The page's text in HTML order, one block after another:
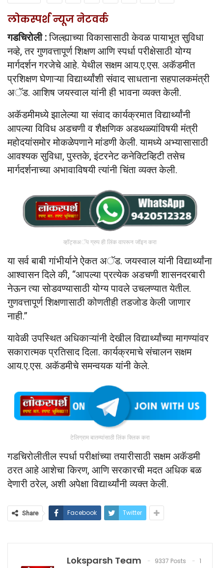
लोकस्पर्श न्यूज नेटवर्क
गडचिरोली :जिल्ह्याच्या विकासासाठी केवळ पायाभूत सुविधा
नव्हे, तर गुणवत्तापूर्ण शिक्षण आणि स्पर्धा परीक्षेसाठी योग्य
मार्गदर्शन गरजेचे आहे. येथील सक्षम आय.ए.एस. अकॅडमीत
प्रशिक्षण घेणाऱ्या विद्यार्थ्यांशी संवाद साधताना सहपालकमंत्री
अॅड. आशिष जयस्वाल यांनी ही भावना व्यक्त केली.
अकॅडमीमध्ये झालेल्या या संवाद कार्यक्रमात विद्यार्थ्यांनी
आपल्या विविध अडचणी व शैक्षणिक अडथळ्यांविषयी मंत्री
महोदयांसमोर मोकळेपणाने मांडणी केली. यामध्ये अभ्यासासाठी
आवश्यक सुविधा, पुस्तके, इंटरनेट कनेक्टिव्हिटी तसेच
मार्गदर्शनाच्या अभावाविषयी त्यांनी चिंता व्यक्त केली.
व्हॉट्सअॅप ग्रुप ही लिंक वापरून जॉइन करा
या सर्व बाबी गांभीर्याने ऐकत अॅड. जयस्वाल यांनी विद्यार्थ्यांना
आश्वासन दिले की, “आपल्या प्रत्येक अडचणी शासनदरबारी
नेऊन त्या सोडवण्यासाठी योग्य पावले उचलण्यात येतील.
गुणवत्तापूर्ण शिक्षणासाठी कोणतीही तडजोड केली जाणार
नाही.”
यावेळी उपस्थित अधिकाऱ्यांनी देखील विद्यार्थ्यांच्या मागण्यांवर
सकारात्मक प्रतिसाद दिला. कार्यक्रमाचे संचालन सक्षम
आय.ए.एस. अकॅडमीचे समन्वयक यांनी केले.
टेलिग्राम बातम्यांसाठी लिंक क्लिक करा
गडचिरोलीतील स्पर्धा परीक्षांच्या तयारीसाठी सक्षम अकॅडमी
ठरत आहे आशेचा किरण, आणि सरकारची मदत अधिक बळ
देणारी ठरेल, अशी अपेक्षा विद्यार्थ्यांनी व्यक्त केली.
Share Facebook Twitter
Loksparsh Team 9337 Posts
1